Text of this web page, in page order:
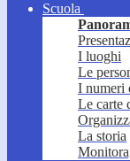
Scuola
I luoghi
Le
I numeri
Le carte
La storia